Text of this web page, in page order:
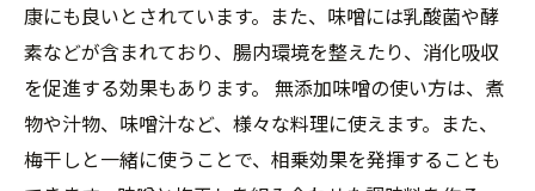
康にも良いとされています。また、味噌には乳酸菌や酵
素などが含まれており、腸内環境を整えたり、消化吸収
を促進する効果もあります。 無添加味噌の使い方は、煮
物や汁物、味噌汁など、様々な料理に使えます。また、
梅干しと一緒に使うことで、相乗効果を発揮することも